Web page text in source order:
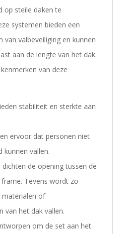
op steile daken te
systemen bieden een
van valbeveiliging en kunnen
aan de lengte van het dak.
van deze
stabiliteit en sterkte aan
ervoor dat personen niet
kunnen vallen.
de opening tussen de
Tevens wordt zo
of
van het dak vallen.
om de set aan het